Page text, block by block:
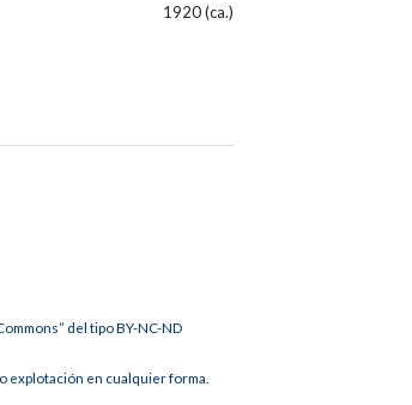
1920 (ca.)
del tipo BY-NC-ND
explotación en cualquier forma.